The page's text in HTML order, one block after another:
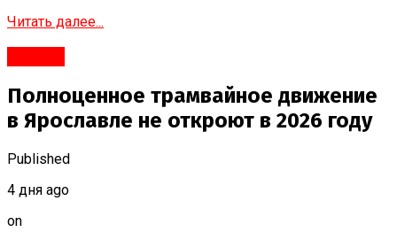
Читать далее...
Полноценное трамвайное движение
в Ярославле не откроют в 2026 году
Published
4 дня ago
on